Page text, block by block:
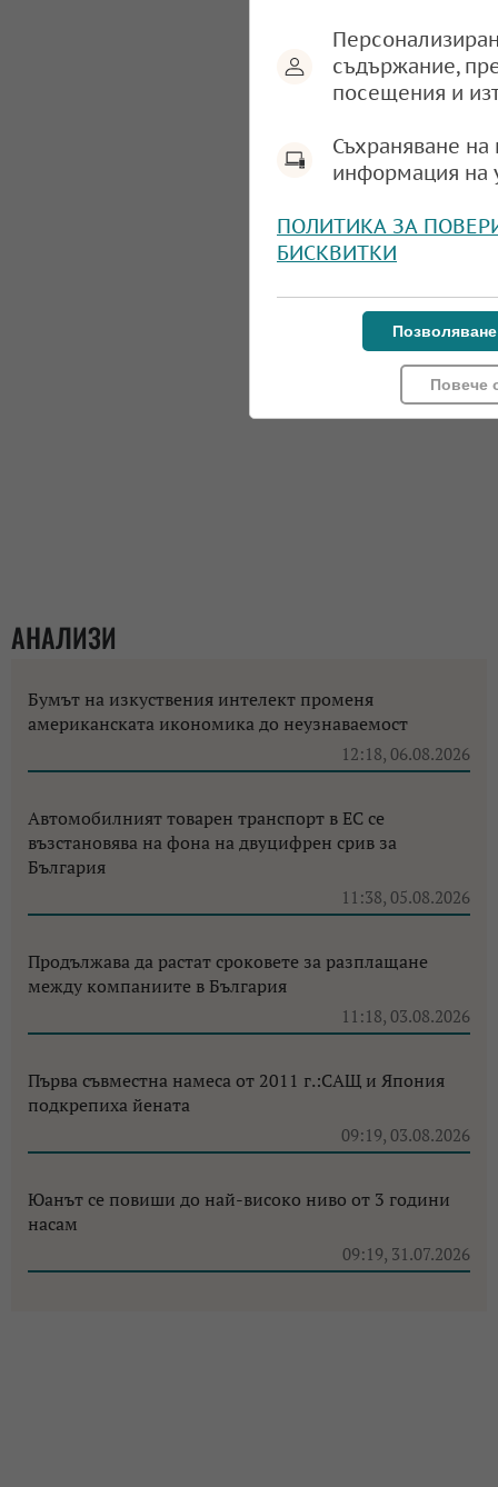
АНАЛИЗИ
Бумът на изкуствения интелект променя
американската икономика до неузнаваемост
12:18, 06.08.2026
Автомобилният товарен транспорт в ЕС се
възстановява на фона на двуцифрен срив за
България
11:38, 05.08.2026
Продължава да растат сроковете за разплащане
между компаниите в България
11:18, 03.08.2026
Първа съвместна намеса от 2011 г.:САЩ и Япония
подкрепиха йената
09:19, 03.08.2026
Юанът се повиши до най-високо ниво от 3 години
насам
09:19, 31.07.2026
съдържание,
посещения и
Съхраняване
информация на
ПОЛИТИКА ЗА
БИСКВИТКИ
Повече